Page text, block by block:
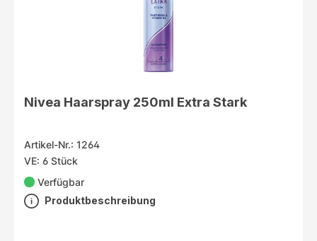
Nivea Haarspray 250ml Extra Stark
Artikel-Nr.: 1264
VE: 6 Stück
Verfügbar
Produktbeschreibung